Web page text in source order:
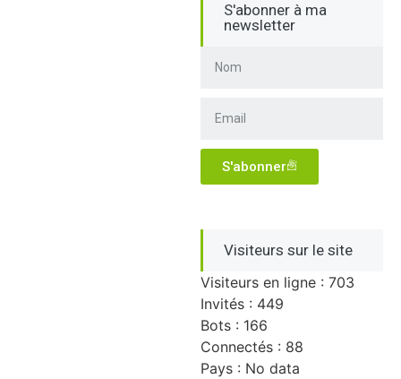
S'abonner à ma
newsletter
S'abonner
Visiteurs sur le site
Visiteurs en ligne : 703
Invités : 449
Bots : 166
Connectés : 88
Pays : No data